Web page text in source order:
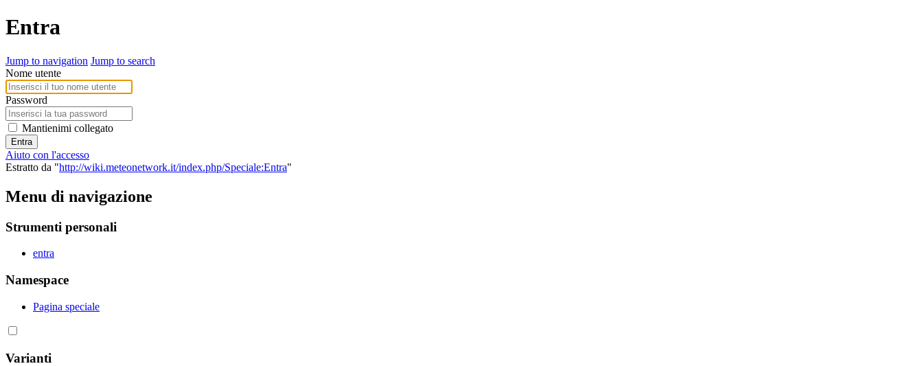
Entra
Jump to navigation Jump to search
Nome utente
Password
Mantienimi collegato
Entra
Aiuto con l'accesso
Estratto da "http://wiki.meteonetwork.it/index.php/Speciale:Entra"
Menu di navigazione
Strumenti personali
entra
Namespace
Pagina speciale
Varianti